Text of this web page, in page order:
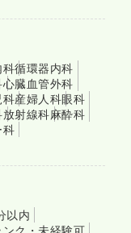
科循環器内科
心臓血管外科
科産婦人科眼科
放射線科麻酔科
科
以内